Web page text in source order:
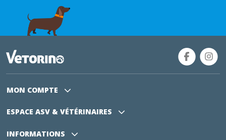
MON COMPTE
ESPACE ASV & VÉTÉRINAIRES
INFORMATIONS